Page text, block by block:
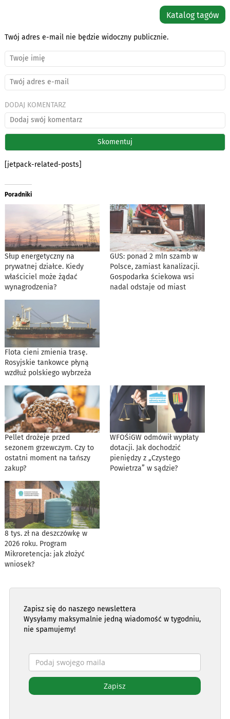
Katalog tagów
Twój adres e-mail nie będzie widoczny publicznie.
DODAJ KOMENTARZ
[jetpack-related-posts]
Poradniki
Słup energetyczny na
prywatnej działce. Kiedy
właściciel może żądać
wynagrodzenia?
GUS: ponad 2 mln szamb w
Polsce, zamiast kanalizacji.
Gospodarka ściekowa wsi
nadal odstaje od miast
Flota cieni zmienia trasę.
Rosyjskie tankowce płyną
wzdłuż polskiego wybrzeża
Pellet drożeje przed
sezonem grzewczym. Czy to
ostatni moment na tańszy
zakup?
WFOŚiGW odmówił wypłaty
dotacji. Jak dochodzić
pieniędzy z „Czystego
Powietrza” w sądzie?
8 tys. zł na deszczówkę w
2026 roku. Program
Mikroretencja: jak złożyć
wniosek?
Zapisz się do naszego newslettera
Wysyłamy maksymalnie jedną wiadomość w tygodniu,
nie spamujemy!